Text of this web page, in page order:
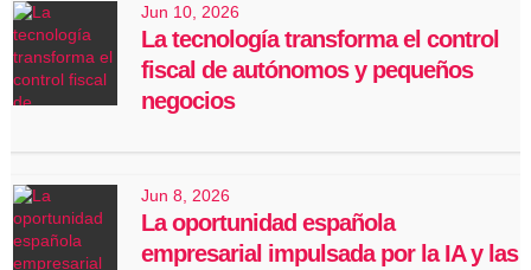
Jun 10, 2026
La tecnología transforma el control
fiscal de autónomos y pequeños
negocios
Jun 8, 2026
La oportunidad española
empresarial impulsada por la IA y las